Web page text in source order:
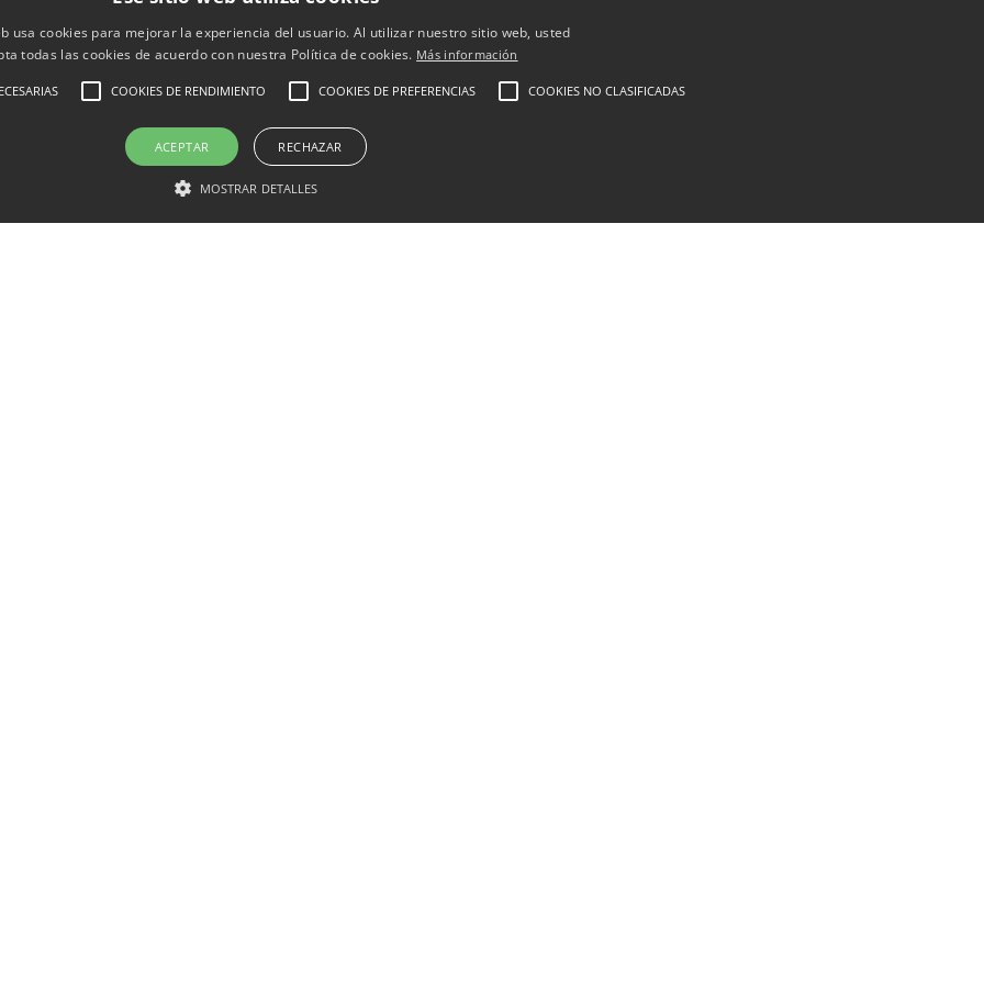
alimentación en los resultados de los
liposuccióno la abdominoplastia
se centran en los síntomas superficiales, como la acumulación de grasa,
subyacentes, por lo tanto, si no se realizan cambios en la alimentación, los
y de corta duración.
usa cookies para mejorar la experiencia del usuario. Al utilizar nuestro sitio web, usted
todas las cookies de acuerdo con nuestra Política de cookies. Más información
COOKIES DE RENDIMIENTO COOKIES DE PREFERENCIAS COOKIES NO CLASIFICADAS
ACEPTAR RECHAZAR
MOSTRAR DETALLES